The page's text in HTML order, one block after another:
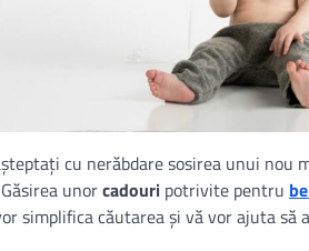
cu nerăbdare sosirea unui
unorcadouri potrivite pentru
simplifica căutarea și vă vor ajuta să